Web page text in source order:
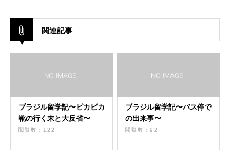
関連記事
ブラジル留学記〜ピカピカ
靴の行く末と大反省〜
閲覧数：122
ブラジル留学記〜バス停で
の出来事〜
閲覧数：92